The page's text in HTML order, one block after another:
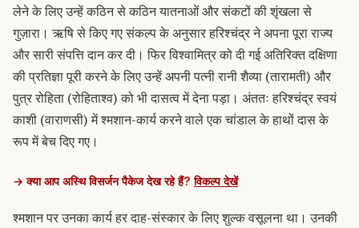
लेने के लिए उन्हें कठिन से कठिन यातनाओं और संकटों की शृंखला से
गुज़ारा। ऋषि से किए गए संकल्प के अनुसार हरिश्चंद्र ने अपना पूरा राज्य
और सारी संपत्ति दान कर दी। फिर विश्वामित्र को दी गई अतिरिक्त दक्षिणा
की प्रतिज्ञा पूरी करने के लिए उन्हें अपनी पत्नी रानी शैव्या (तारामती) और
पुत्र रोहिता (रोहिताश्व) को भी दासत्व में देना पड़ा। अंततः हरिश्चंद्र स्वयं
काशी (वाराणसी) में श्मशान-कार्य करने वाले एक चांडाल के हाथों दास के
रूप में बेच दिए गए।
→ क्या आप अस्थि विसर्जन पैकेज देख रहे हैं?विकल्प देखें
श्मशान पर उनका कार्य हर दाह-संस्कार के लिए शुल्क वसूलना था। उनकी